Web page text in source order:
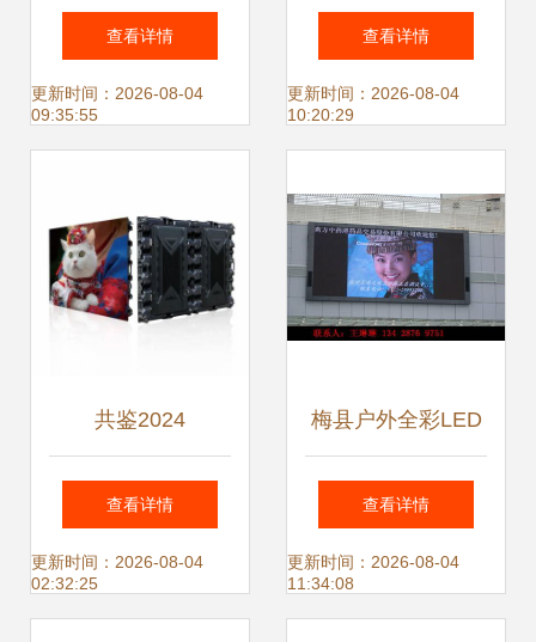
幕供应 领先行业的
全彩显示与户外屏
查看详情
更新时间：2026-08-04
09:35:55
维修指南 常见故障
与解决方案
查看详情
更新时间：2026-08-04
10:20:29
共鉴2024
GETshow展会盛
况，科而美以LED
查看详情
更新时间：2026-08-04
02:32:25
梅县户外全彩LED
电视屏 点亮城市夜
景的数字新名片
查看详情
更新时间：2026-08-04
11:34:08